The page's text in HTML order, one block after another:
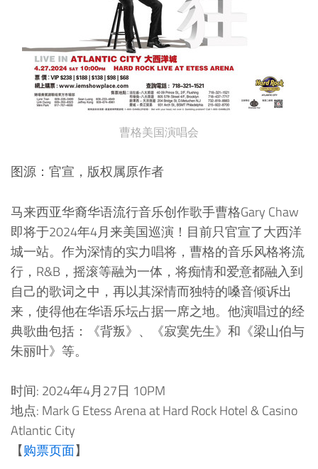
曹格美国演唱会
图源：官宣，版权属原作者
马来西亚华裔华语流行音乐创作歌手曹格Gary Chaw
即将于2024年4月来美国巡演！目前只官宣了大西洋
城一站。作为深情的实力唱将，曹格的音乐风格将流
行，R&B，摇滚等融为一体，将痴情和爱意都融入到
自己的歌词之中，再以其深情而独特的嗓音倾诉出
来，使得他在华语乐坛占据一席之地。他演唱过的经
典歌曲包括：《背叛》、《寂寞先生》和《梁山伯与
朱丽叶》等。
时间: 2024年4月27日 10PM
地点: Mark G Etess Arena at Hard Rock Hotel & Casino
Atlantic City
【购票页面】